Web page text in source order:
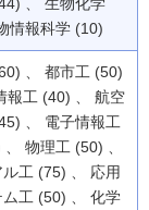
情報科学 (10)
、 都市工 (50)
報工 (40) 、 航空
、 電子情報工
物理工 (50) 、
工 (75) 、 応用
工 (50) 、 化学